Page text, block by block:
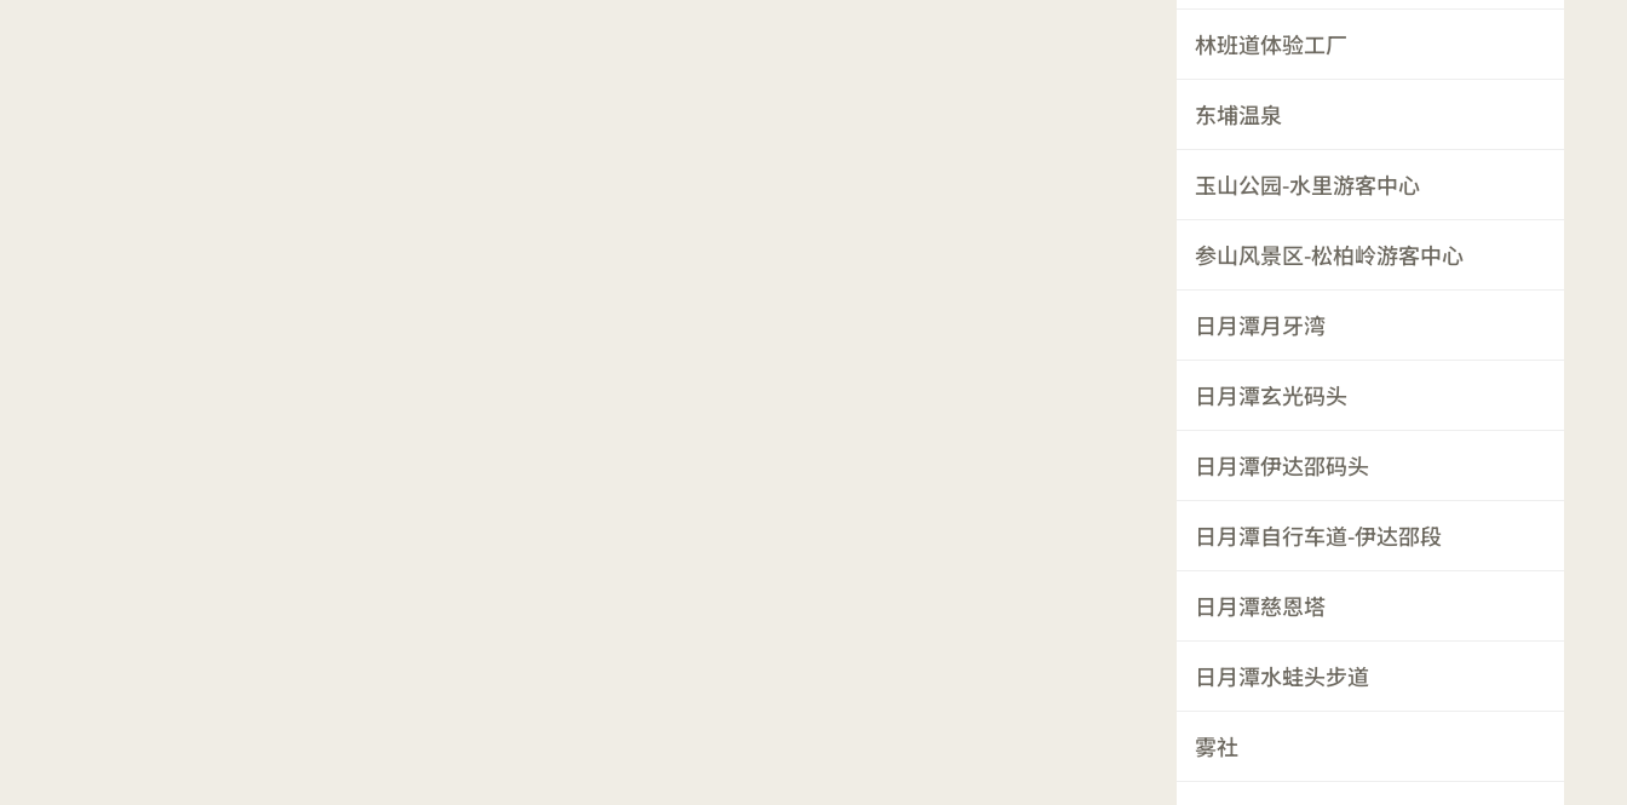
林班道体验工厂
东埔温泉
玉山公园-水里游客中心
参山风景区-松柏岭游客中心
日月潭月牙湾
日月潭玄光码头
日月潭伊达邵码头
日月潭自行车道-伊达邵段
日月潭慈恩塔
日月潭水蛙头步道
雾社